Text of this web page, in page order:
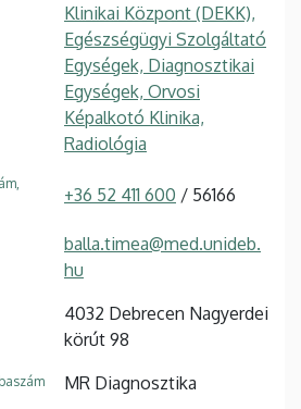
Klinikai Központ (DEKK),
Egészségügyi Szolgáltató
Egységek, Diagnosztikai
Egységek, Orvosi
Képalkotó Klinika,
Radiológia
+36 52 411 600 / 56166
balla.timea@med.unideb.
hu
4032 Debrecen Nagyerdei
körút 98
MR Diagnosztika